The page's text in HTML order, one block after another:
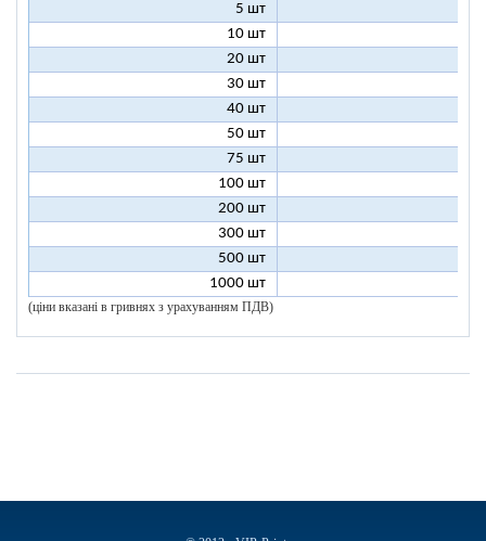
5 шт
10 шт
20 шт
30 шт
40 шт
50 шт
75 шт
100 шт
200 шт
300 шт
500 шт
1000 шт
(ціни вказані в гривнях з урахуванням ПДВ)